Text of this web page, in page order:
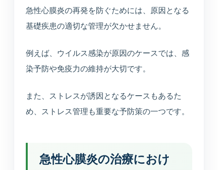
急性心膜炎の再発を防ぐためには、原因となる
基礎疾患の適切な管理が欠かせません。
例えば、ウイルス感染が原因のケースでは、感
染予防や免疫力の維持が大切です。
また、ストレスが誘因となるケースもあるた
め、ストレス管理も重要な予防策の一つです。
急性心膜炎の治療におけ